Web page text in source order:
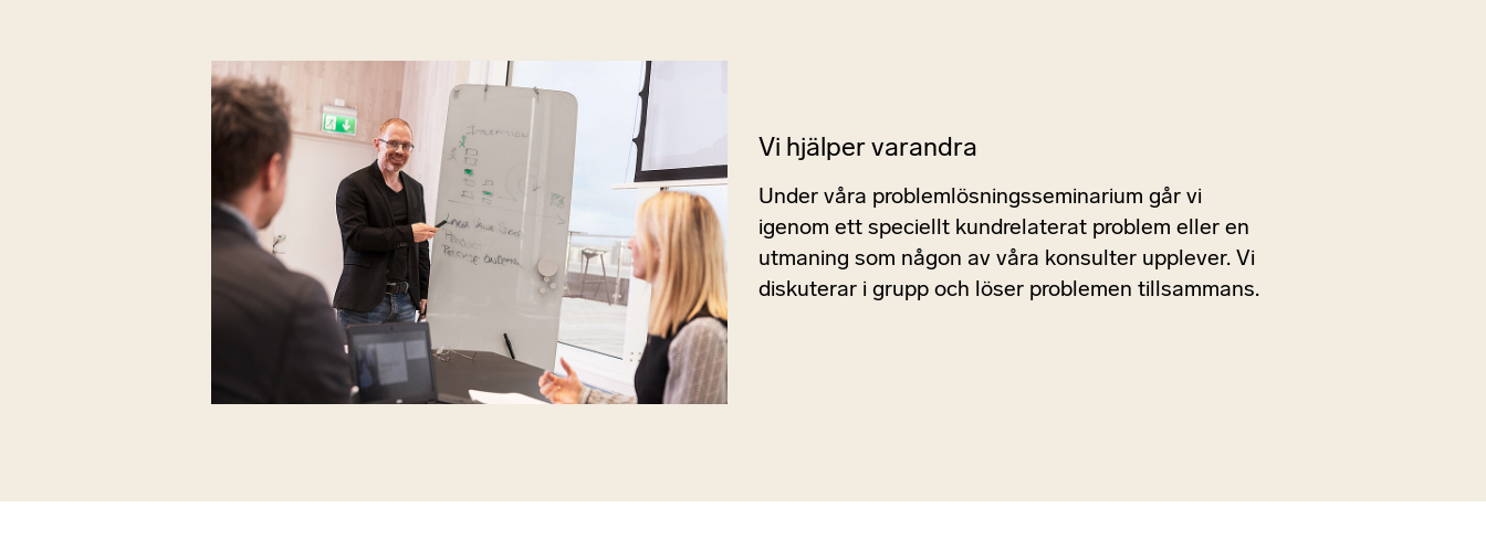
Vi hjälper varandra
Under våra problemlösningsseminarium går vi
igenom ett speciellt kundrelaterat problem eller en
utmaning som någon av våra konsulter upplever. Vi
diskuterar i grupp och löser problemen tillsammans.